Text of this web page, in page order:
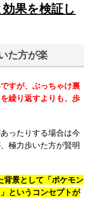
果を検証し
た方が楽
すが、ぶっちゃけ裏
繰り返すよりも、歩
ったりする場合は今
極力歩いた方が賢明
背景として「ポケモン
というコンセプトが